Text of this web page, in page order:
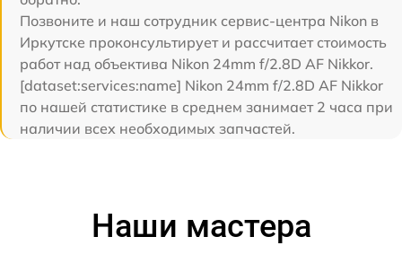
Позвоните и наш сотрудник сервис-центра Nikon в
Иркутске проконсультирует и рассчитает стоимость
работ над объектива Nikon 24mm f/2.8D AF Nikkor.
[dataset:services:name] Nikon 24mm f/2.8D AF Nikkor
по нашей статистике в среднем занимает 2 часа при
наличии всех необходимых запчастей.
Наши мастера